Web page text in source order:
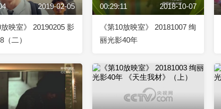
2019-02-05
放映室》 20190205 影
（二）
00:29:11 2018-10-07
《第10放映室》 20181007 绚
丽光影40年